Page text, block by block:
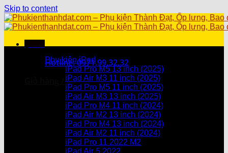
Skip to content
Hotline: 0971.99.32.32
Giỏ hàng /0₫
Chưa có sản phẩm trong giỏ hàng.
Chưa có sản phẩm trong giỏ hàng.
Danh mục sản phẩm
Phụ kiện iPad
iPad Pro M5 13 inch (2025)
iPad Air M3 11 inch (2025)
iPad Pro M5 11 inch (2025)
iPad Air M3 13 inch (2025)
iPad Pro M4 11 inch (2024)
iPad Air M2 13 inch (2024)
iPad Pro M4 13 inch (2024)
iPad Air M2 11 inch (2024)
iPad Pro 11 2022 M2
iPad Air 5 2022